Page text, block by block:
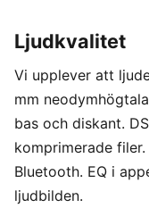
Ljudkvalitet
Vi upplever att
mm
bas och diskant.
komprimerade
Bluetooth. EQ i
ljudbilden.